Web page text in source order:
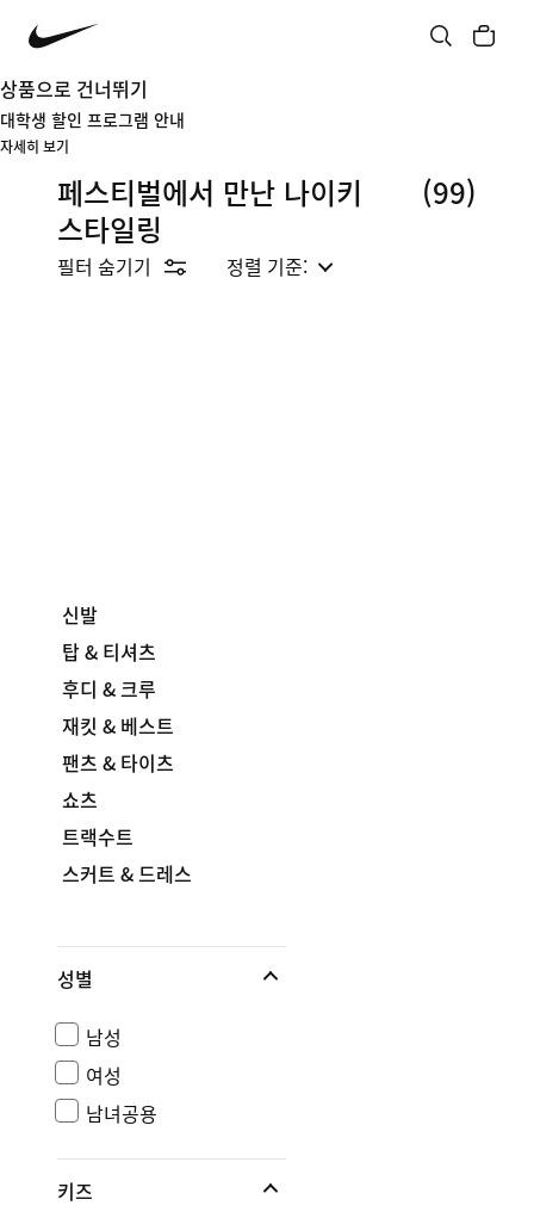
상품으로 건너뛰기
대학생 할인 프로그램 안내
자세히 보기
페스티벌에서 만난 나이키
스타일링
(99)
필터 숨기기 정렬 기준:
신발
탑 & 티셔츠
후디 & 크루
재킷 & 베스트
팬츠 & 타이츠
쇼츠
트랙수트
스커트 & 드레스
성별
남성
여성
남녀공용
키즈